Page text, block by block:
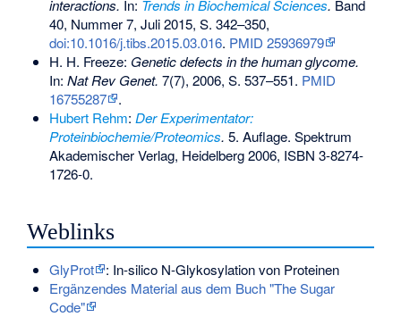
interactions. In: Trends in Biochemical Sciences. Band
40, Nummer 7, Juli 2015, S. 342–350,
doi:10.1016/j.tibs.2015.03.016. PMID 25936979
H. H. Freeze: Genetic defects in the human glycome.
In: Nat Rev Genet. 7(7), 2006, S. 537–551. PMID
16755287
.
Hubert Rehm: Der Experimentator:
Proteinbiochemie/Proteomics. 5. Auflage. Spektrum
Akademischer Verlag, Heidelberg 2006, ISBN 3-8274-
1726-0.
Weblinks
GlyProt
: In-silico N-Glykosylation von Proteinen
Ergänzendes Material aus dem Buch "The Sugar
Code"